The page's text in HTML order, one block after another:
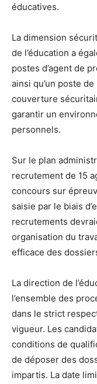
éducatives.
La dimension
de l’éducation a
postes d’agent de
ainsi qu’un poste
couverture
garantir un
personnels.
Sur le plan
recrutement de 15
concours sur
saisie par le biais
recrutements
organisation du
efficace des
La direction de
l’ensemble des
dans le strict
vigueur. Les
conditions de
de déposer des
impartis. La date